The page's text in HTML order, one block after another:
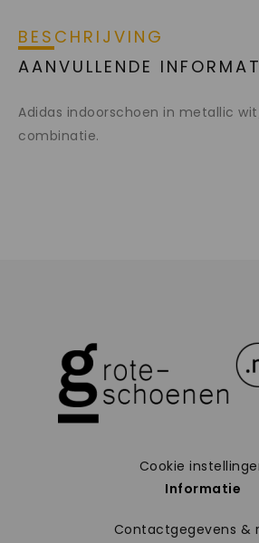
BESCHRIJVING
AANVULLENDE
Adidas indoorschoen in metallic
combinatie.
Cookie
Informatie
Contactgegevens &